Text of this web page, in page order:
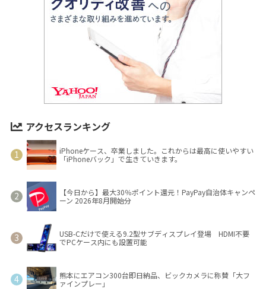
アクセスランキング
iPhoneケース、卒業しました。これからは最高に使いやすい
「iPhoneバック」で生きていきます。
【今日から】最大30％ポイント還元！PayPay自治体キャンペ
ーン 2026年8月開始分
USB-Cだけで使える9.2型サブディスプレイ登場 HDMI不要
でPCケース内にも設置可能
熊本にエアコン300台即日納品、ビックカメラに称賛「大フ
ァインプレー」